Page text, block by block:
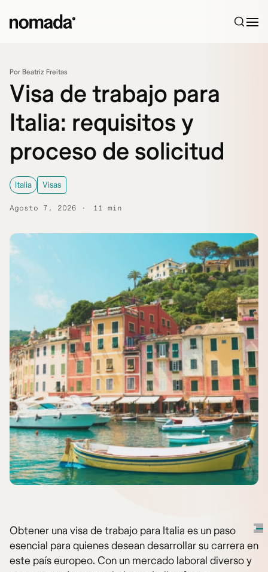
Por Beatriz Freitas
Visa de trabajo para
Italia: requisitos y
proceso de solicitud
Italia Visas
Agosto 7, 2026 11 min
Obtener una visa de trabajo para Italia es un paso
esencial para quienes desean desarrollar su carrera en
este país europeo. Con un mercado laboral diverso y